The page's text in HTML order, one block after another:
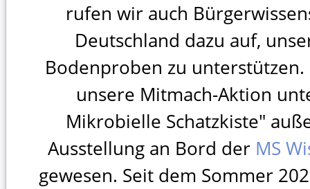
rufen wir auch
Deutschland dazu auf,
Bodenproben zu
unsere Mitmach-Aktion
Mikrobielle Schatzkiste"
Ausstellung an Bord der MS
gewesen. Seit dem Sommer